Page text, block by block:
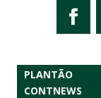
PLANTÃO
CONTNEWS